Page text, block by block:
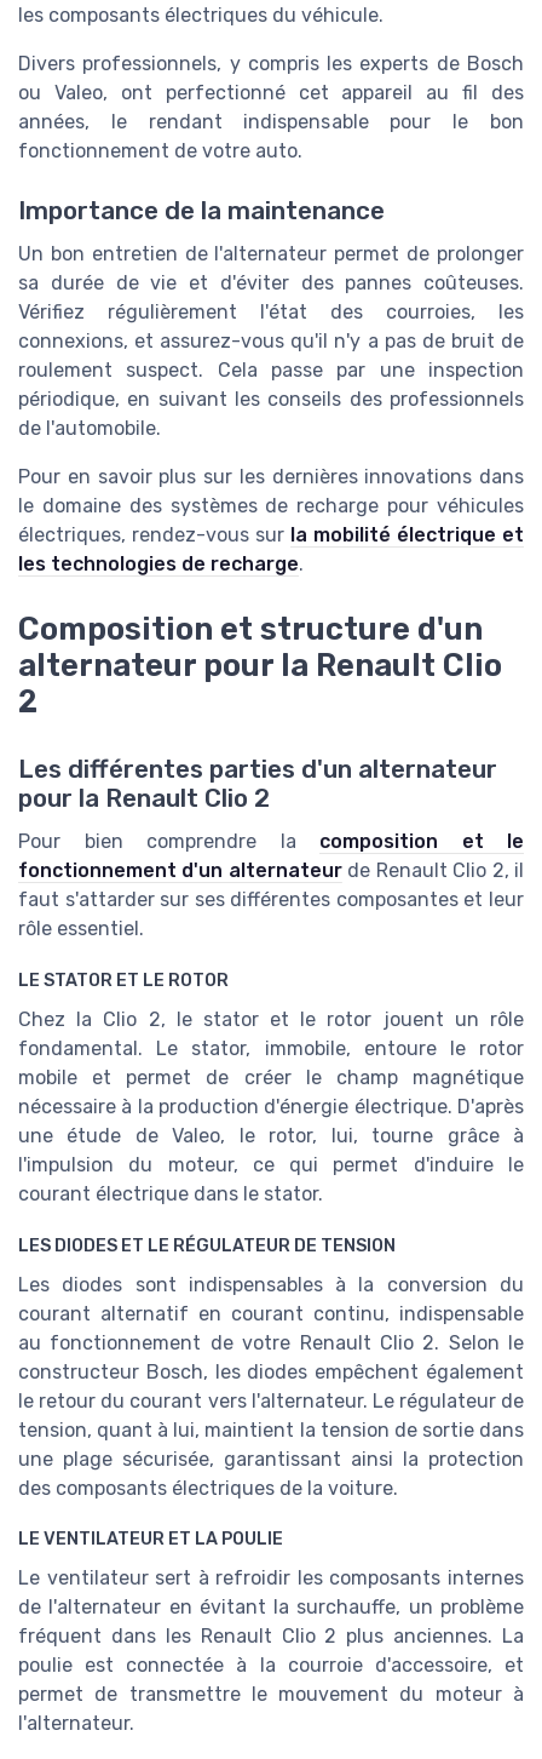
les composants électriques du véhicule.
Divers professionnels, y compris les experts de Bosch
ou Valeo, ont perfectionné cet appareil au fil des
années, le rendant indispensable pour le bon
fonctionnement de votre auto.
Importance de la maintenance
Un bon entretien de l'alternateur permet de prolonger
sa durée de vie et d'éviter des pannes coûteuses.
Vérifiez régulièrement l'état des courroies, les
connexions, et assurez-vous qu'il n'y a pas de bruit de
roulement suspect. Cela passe par une inspection
périodique, en suivant les conseils des professionnels
de l'automobile.
Pour en savoir plus sur les dernières innovations dans
le domaine des systèmes de recharge pour véhicules
électriques, rendez-vous sur la mobilité électrique et
les technologies de recharge.
Composition et structure d'un
alternateur pour la Renault Clio
2
Les différentes parties d'un alternateur
pour la Renault Clio 2
Pour bien comprendre la composition et le
fonctionnement d'un alternateurde Renault Clio 2, il
faut s'attarder sur ses différentes composantes et leur
rôle essentiel.
LE STATOR ET LE ROTOR
Chez la Clio 2, le stator et le rotor jouent un rôle
fondamental. Le stator, immobile, entoure le rotor
mobile et permet de créer le champ magnétique
nécessaire à la production d'énergie électrique. D'après
une étude de Valeo, le rotor, lui, tourne grâce à
l'impulsion du moteur, ce qui permet d'induire le
courant électrique dans le stator.
LES DIODES ET LE RÉGULATEUR DE TENSION
Les diodes sont indispensables à la conversion du
courant alternatif en courant continu, indispensable
au fonctionnement de votre Renault Clio 2. Selon le
constructeur Bosch, les diodes empêchent également
le retour du courant vers l'alternateur. Le régulateur de
tension, quant à lui, maintient la tension de sortie dans
une plage sécurisée, garantissant ainsi la protection
des composants électriques de la voiture.
LE VENTILATEUR ET LA POULIE
Le ventilateur sert à refroidir les composants internes
de l'alternateur en évitant la surchauffe, un problème
fréquent dans les Renault Clio 2 plus anciennes. La
poulie est connectée à la courroie d'accessoire, et
permet de transmettre le mouvement du moteur à
l'alternateur.